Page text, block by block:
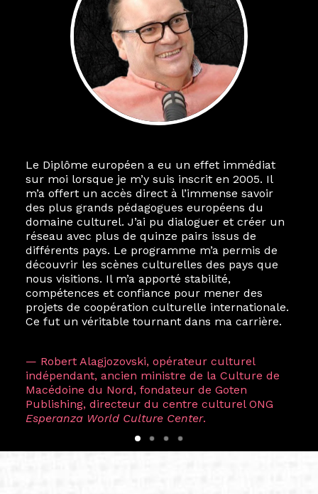
Le Diplôme européen a eu un effet immédiat
sur moi lorsque je m’y suis inscrit en 2005. Il
m’a offert un accès direct à l’immense savoir
des plus grands pédagogues européens du
domaine culturel. J’ai pu dialoguer et créer un
réseau avec plus de quinze pairs issus de
différents pays. Le programme m’a permis de
découvrir les scènes culturelles des pays que
nous visitions. Il m’a apporté stabilité,
compétences et confiance pour mener des
projets de coopération culturelle internationale.
Ce fut un véritable tournant dans ma carrière.
— Robert Alagjozovski, opérateur culturel
indépendant, ancien ministre de la Culture de
Macédoine du Nord, fondateur de Goten
Publishing, directeur du centre culturel ONG
Esperanza World Culture Center.